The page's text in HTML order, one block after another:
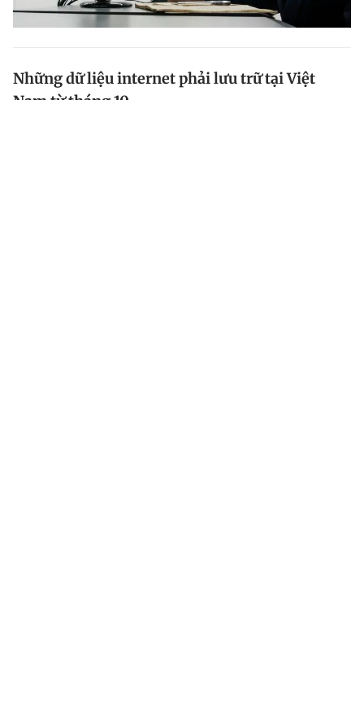
Những dữ liệu internet phải lưu trữ tại Việt
Nam từ tháng 10